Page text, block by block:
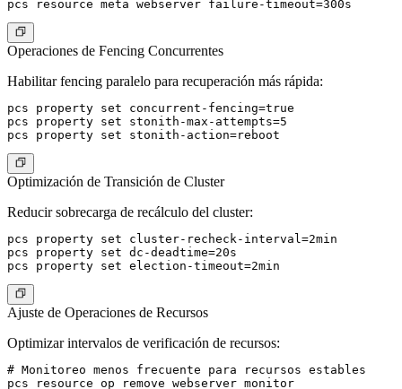
Operaciones de Fencing Concurrentes
Habilitar fencing paralelo para recuperación más rápida:
pcs property set concurrent-fencing=true
pcs property set stonith-max-attempts=5
Optimización de Transición de Cluster
Reducir sobrecarga de recálculo del cluster:
pcs property set cluster-recheck-interval=2min
pcs property set dc-deadtime=20s
Ajuste de Operaciones de Recursos
Optimizar intervalos de verificación de recursos:
# Monitoreo menos frecuente para recursos estables
pcs resource op remove webserver monitor